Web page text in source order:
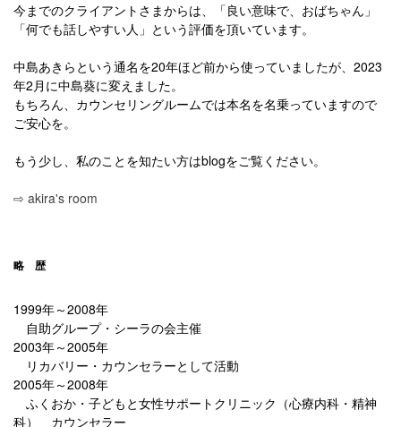
今までのクライアントさまからは、「良い意味で、おばちゃん」
「何でも話しやすい人」という評価を頂いています。
中島あきらという通名を20年ほど前から使っていましたが、2023
年2月に中島葵に変えました。
もちろん、カウンセリングルームでは本名を名乗っていますので
ご安心を。
もう少し、私のことを知たい方はblogをご覧ください。
⇨ akira's room
略 歴
1999年～2008年
自助グループ・シーラの会主催
2003年～2005年
リカバリー・カウンセラーとして活動
2005年～2008年
ふくおか・子どもと女性サポートクリニック（心療内科・精神
科） カウンセラー